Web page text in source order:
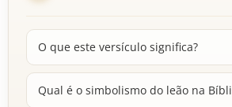
O que este versículo significa?
Qual é o simbolismo do leão na